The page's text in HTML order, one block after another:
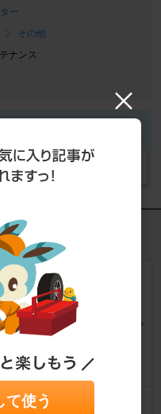
ー
その他
ナンス
油圧ポンプモータ交
ー [E85]
7
ションセンサー交換
て使う